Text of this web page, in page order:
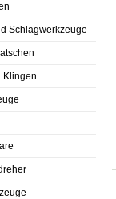
Schlagwerkzeuge
Klingen